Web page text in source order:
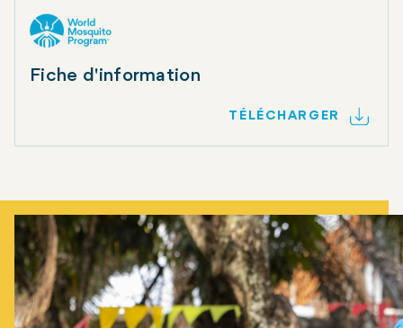
Fiche d'information
TÉLÉCHARGER